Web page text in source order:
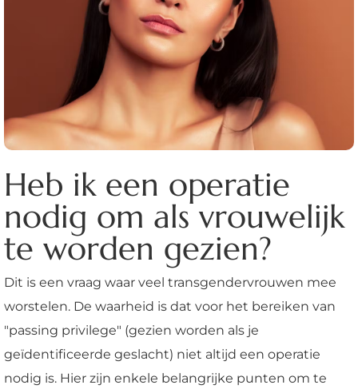
Heb ik een operatie
nodig om als vrouwelijk
te worden gezien?
Dit is een vraag waar veel transgendervrouwen mee
worstelen. De waarheid is dat voor het bereiken van
"passing privilege" (gezien worden als je
geïdentificeerde geslacht) niet altijd een operatie
nodig is. Hier zijn enkele belangrijke punten om te